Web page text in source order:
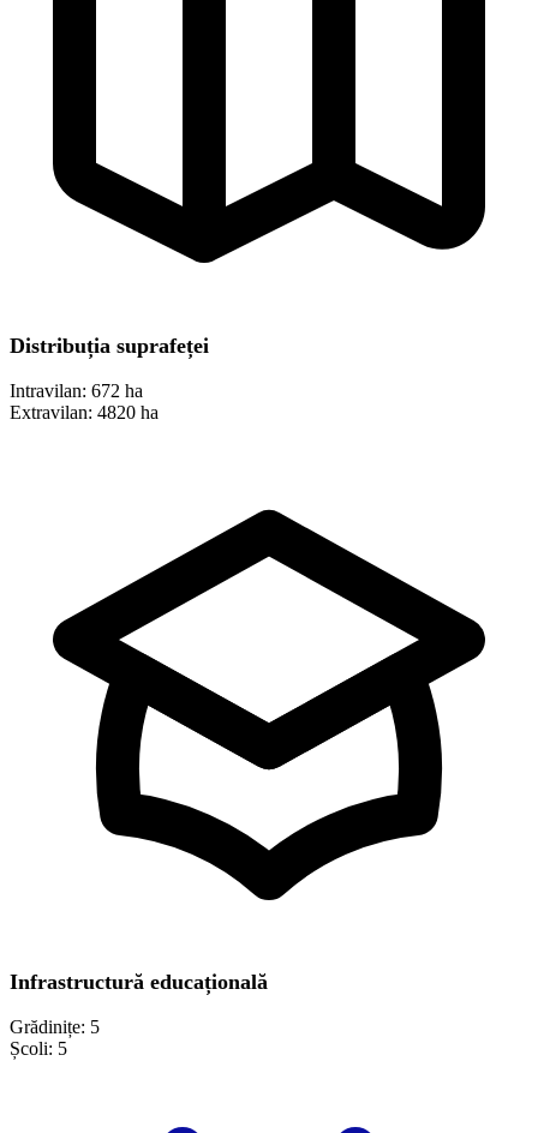
Distribuția suprafeței
Intravilan: 672 ha
Extravilan: 4820 ha
Infrastructură educațională
Grădinițe: 5
Școli: 5